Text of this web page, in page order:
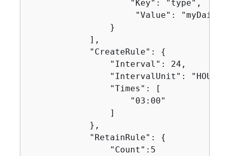
                    "Key": "type",
"Value":
                }
            ],
            "CreateRule":
{
                "Interval": 24,
"IntervalUnit":
                "Times": [
                    "03:00"
                ]
            },
            "RetainRule":
{
                "Count":5